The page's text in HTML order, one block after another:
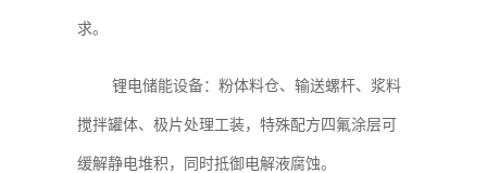
求。
锂电储能设备：粉体料仓、输送螺杆、浆料
搅拌罐体、极片处理工装，特殊配方四氟涂层可
缓解静电堆积，同时抵御电解液腐蚀。